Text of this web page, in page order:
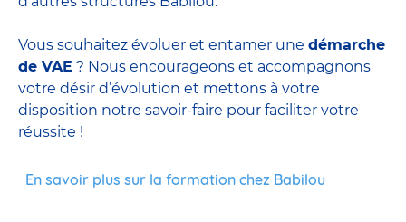
Vous souhaitez évoluer et entamer une démarche
de VAE ? Nous encourageons et accompagnons
votre désir d’évolution et mettons à votre
disposition notre savoir-faire pour faciliter votre
réussite !
En savoir plus sur la formation chez Babilou